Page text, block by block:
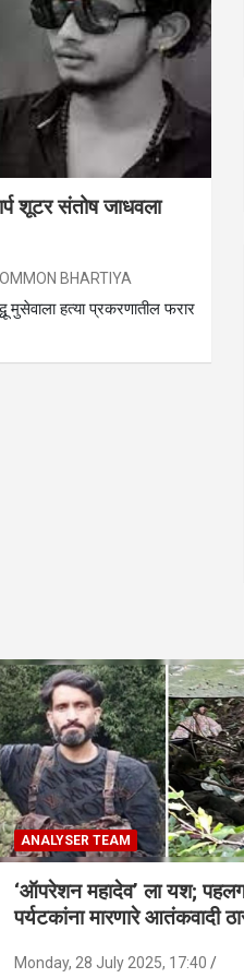
शूटर संतोष जाधवला
BHARTIYA
हत्या प्रकरणातील फरार
ANALYSER TEAM
‘ऑपरेशन महादेव’ ला यश;
पर्यटकांना मारणारे आतंकवादी
Monday, 28 July 2025, 17:40